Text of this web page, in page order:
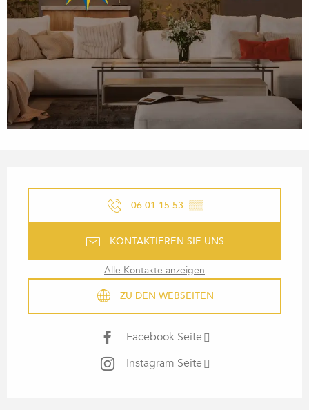
06 01 15 53 ▒▒
KONTAKTIEREN SIE UNS
Alle Kontakte anzeigen
ZU DEN WEBSEITEN
Facebook Seite
Instagram Seite